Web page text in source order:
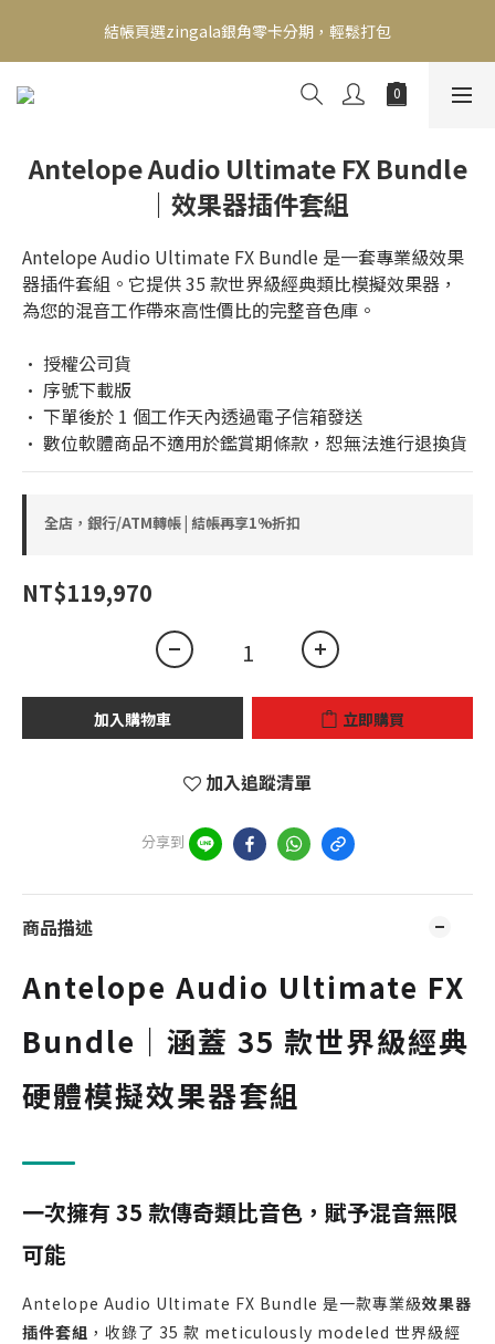
新會員送500！滿額最高回饋2000，刷卡最高12期零利率，馬上了
解👉
結帳頁選zingala銀角零卡分期，輕鬆打包
新會員送500！滿額最高回饋2000，刷卡最高12期零利率，馬上了
Antelope Audio Ultimate FX Bundle
｜效果器插件套組
Antelope Audio Ultimate FX Bundle 是一套專業級效果
器插件套組。它提供 35 款世界級經典類比模擬效果器，
為您的混音工作帶來高性價比的完整音色庫。
• 授權公司貨
• 序號下載版
• 下單後於 1 個工作天內透過電子信箱發送
• 數位軟體商品不適用於鑑賞期條款，恕無法進行退換貨
全店，銀行/ATM轉帳 | 結帳再享1%折扣
NT$119,970
加入購物車 立即購買
加入追蹤清單
分享到
商品描述
Antelope Audio Ultimate FX
Bundle｜涵蓋 35 款世界級經典
硬體模擬效果器套組
一次擁有 35 款傳奇類比音色，賦予混音無限
可能
Antelope Audio Ultimate FX Bundle 是一款專業級效果器
插件套組 ，收錄了 35 款 meticulously modeled 世界級經